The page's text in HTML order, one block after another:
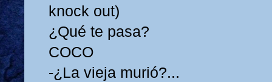
knock out)
¿Qué te pasa?
COCO
-¿La vieja murió?...